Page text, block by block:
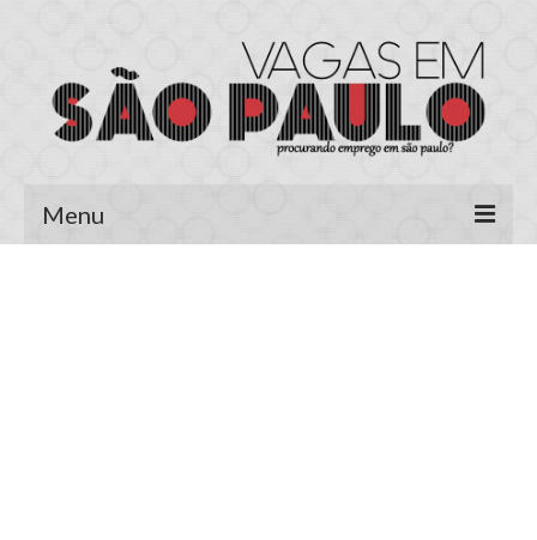
Menu